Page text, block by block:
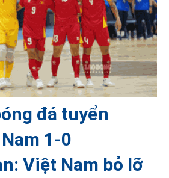
đá tuyển
1-0
Việt Nam bỏ lỡ